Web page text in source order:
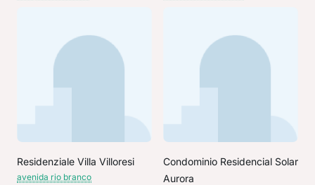
Residenziale Villa Villoresi
avenida rio branco
Condominio Residencial Solar
Aurora